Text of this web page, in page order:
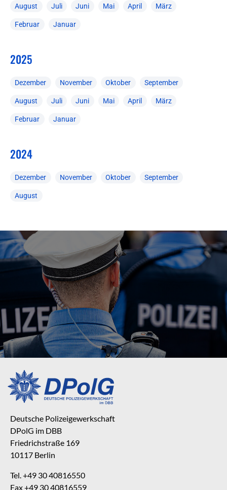
August Juli Juni Mai April März
Februar Januar
2025
Dezember November Oktober September
August Juli Juni Mai April März
Februar Januar
2024
Dezember November Oktober September
August
Deutsche Polizeigewerkschaft
DPolG im DBB
Friedrichstraße 169
10117 Berlin
Tel. +49 30 40816550
Fax +49 30 40816559